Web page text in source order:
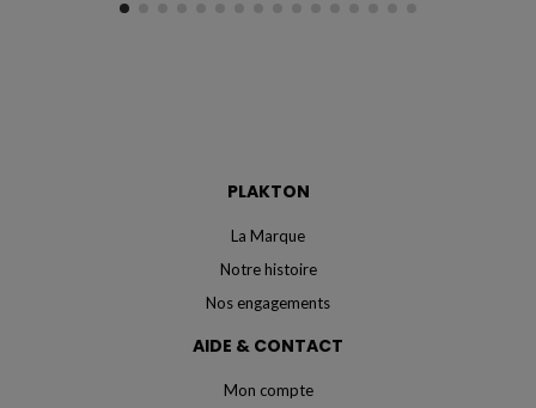
PLAKTON
La Marque
Notre histoire
Nos engagements
AIDE & CONTACT
Mon compte